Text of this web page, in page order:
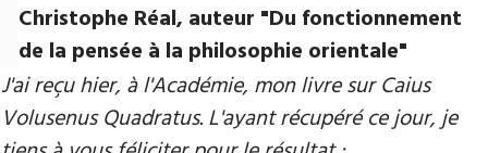
Christophe Réal, auteur ​"Du fonctionnement
de la pensée à la philosophie orientale"
J'ai reçu hier, à l'Académie, mon livre sur Caius
Volusenus Quadratus. L'ayant récupéré ce jour, je